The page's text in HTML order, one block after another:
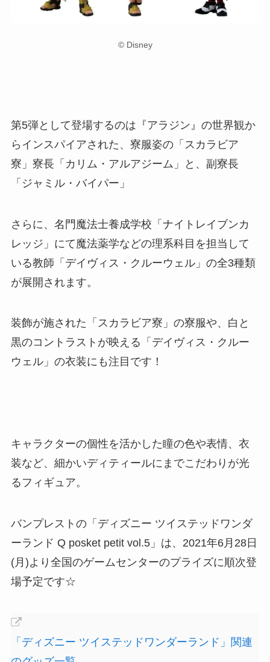
© Disney
第5弾として登場するのは『アラジン』の世界観か
らインスパイアされた、寮服姿の「スカラビア
寮」寮長「カリム・アルアジーム」と、副寮長
「ジャミル・バイパー」
さらに、名門魔法士養成学校「ナイトレイブンカ
レッジ」にて魔法薬学などの理系科目を担当して
いる教師「デイヴィス・クルーウェル」の全3種類
が展開されます。
装飾が施された「スカラビア寮」の寮服や、白と
黒のコントラストが映える「デイヴィス・クルー
ウェル」の衣装にも注目です！
キャラクターの個性を活かした瞳の色や表情、衣
装など、細かいディティールにまでこだわりが光
るフィギュア。
バンプレストの「ディズニー ツイステッドワンダ
ーランド Q posket petit vol.5」は、2021年6月28日
(月)より全国のゲームセンターのプライズに順次登
場予定です☆
「ディズニー ツイステッドワンダーランド」関連